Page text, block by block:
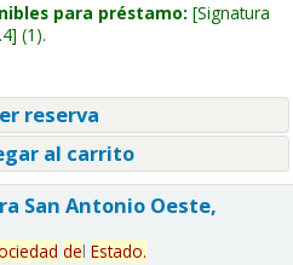
para préstamo: Signatura
(1).
reserva
al carrito
San Antonio Oeste,
del Estado.